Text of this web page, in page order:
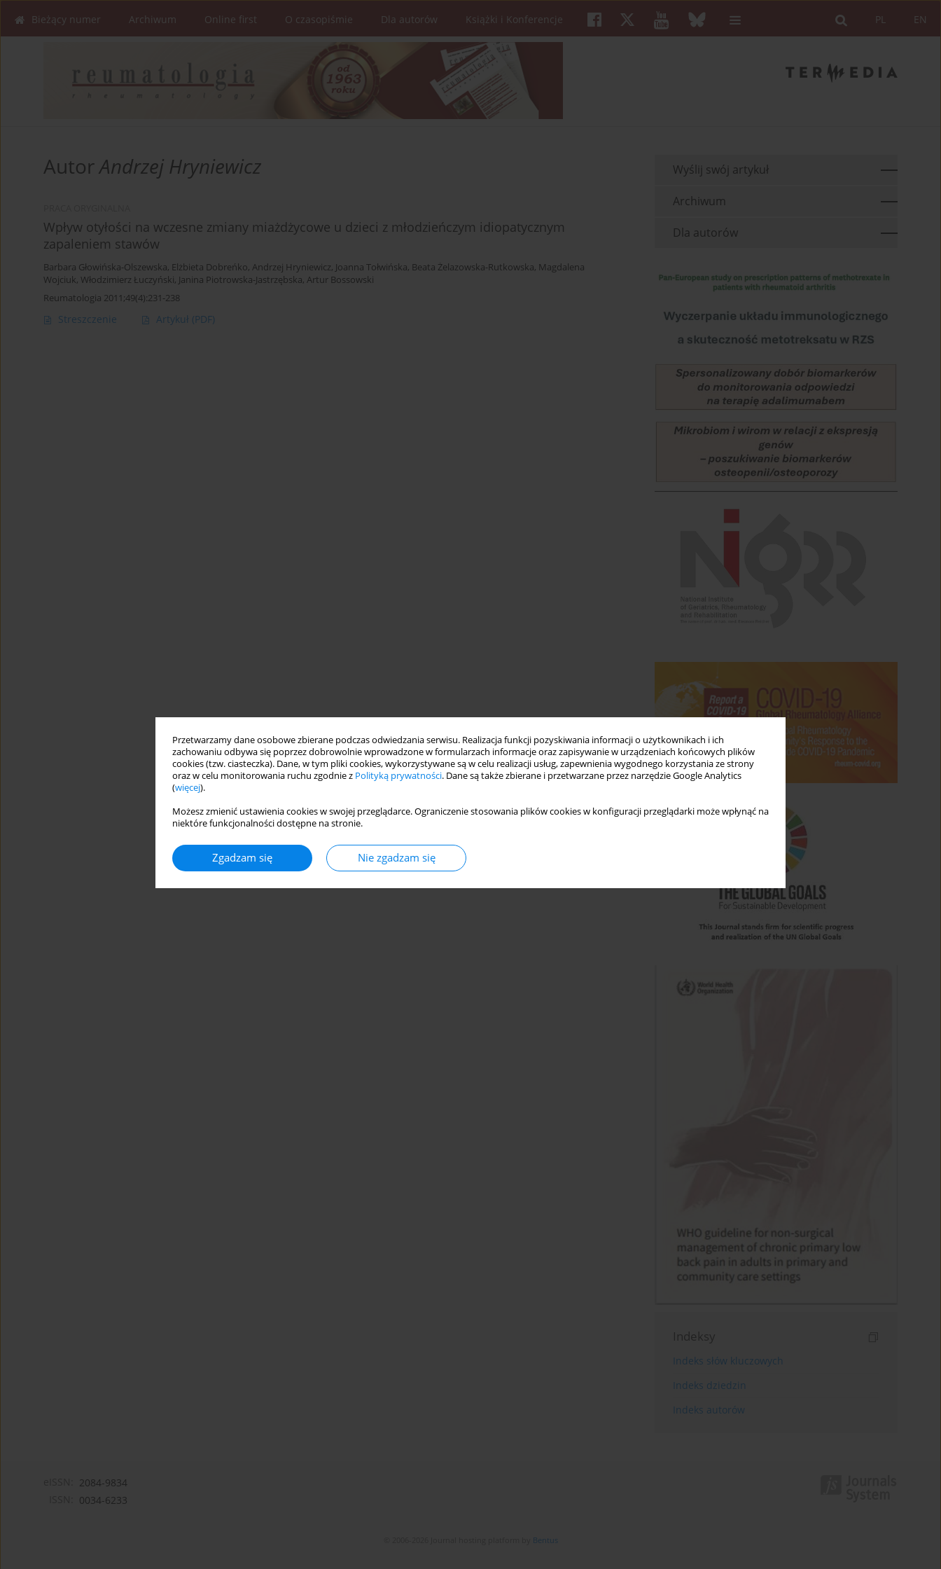
Przetwarzamy dane osobowe zbierane podczas odwiedzania serwisu. Realizacja funkcji pozyskiwania informacji o użytkownikach i ich
zachowaniu odbywa się poprzez dobrowolnie wprowadzone w formularzach informacje oraz zapisywanie w urządzeniach końcowych plików
cookies (tzw. ciasteczka). Dane, w tym pliki cookies, wykorzystywane są w celu realizacji usług, zapewnienia wygodnego korzystania ze strony
oraz w celu monitorowania ruchu zgodnie z Polityką prywatności. Dane są także zbierane i przetwarzane przez narzędzie Google Analytics
(więcej).
Możesz zmienić ustawienia cookies w swojej przeglądarce. Ograniczenie stosowania plików cookies w konfiguracji przeglądarki może wpłynąć na
niektóre funkcjonalności dostępne na stronie.
Zgadzam się Nie zgadzam się
EN
PL
Bieżący numer Archiwum Online first O czasopiśmie Dla autorów Książki i Konferencje
AutorAndrzej Hryniewicz
Wpływ otyłości na wczesne zmiany miażdżycowe u dzieci z młodzieńczym idiopatycznym
zapaleniem stawów
Barbara Głowińska-Olszewska, Elżbieta Dobreńko, Andrzej Hryniewicz, Joanna Tołwińska, Beata Żelazowska-Rutkowska, Magdalena
Wojciuk, Włodzimierz Łuczyński, Janina Piotrowska-Jastrzębska, Artur Bossowski
Reumatologia 2011;49(4):231-238
Streszczenie Artykuł (PDF)
Wyślij swój artykuł
Archiwum
Dla autorów
Indeksy
Indeks słów kluczowych
Indeks dziedzin
Indeks autorów
2084-9834
0034-6233
Bentus